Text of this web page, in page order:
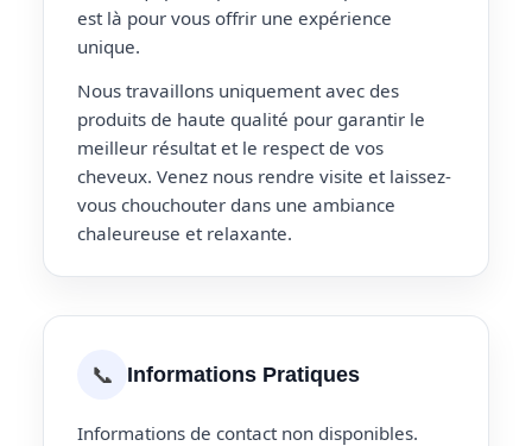
est là pour vous offrir une expérience
unique.
Nous travaillons uniquement avec des
produits de haute qualité pour garantir le
meilleur résultat et le respect de vos
cheveux. Venez nous rendre visite et laissez-
vous chouchouter dans une ambiance
chaleureuse et relaxante.
📞 Informations Pratiques
Informations de contact non disponibles.